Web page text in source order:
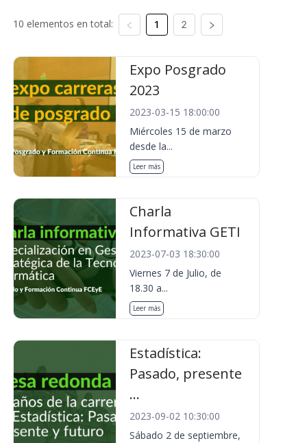
10 elementos en total: 1 2
Expo Posgrado
2023
2023-03-15 18:00:00
Miércoles 15 de marzo
desde la...
Leer más
Charla
Informativa GETI
2023-07-03 18:30:00
Viernes 7 de Julio, de
18.30 a...
Leer más
Estadística:
Pasado, presente
...
2023-09-02 10:30:00
Sábado 2 de septiembre,